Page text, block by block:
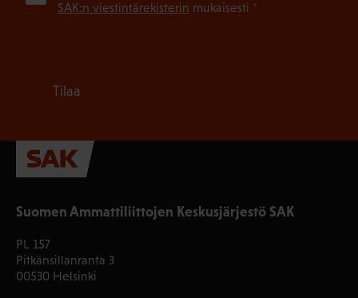
Suomen Ammattiliittojen Keskusjärjestö SAK
PL 157
Pitkänsillanranta 3
00530 Helsinki
SAK:n viestintärekisterin mukaisesti *
Tilaa